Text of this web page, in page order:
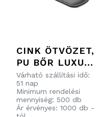
CINK ÖTVÖZET,
PU BŐR LUXUS
KULCSTARTÓ
Várható szállítási idő:
51 nap
Minimum rendelési
mennyiség: 500 db
Ár érvényes: 1000 db -